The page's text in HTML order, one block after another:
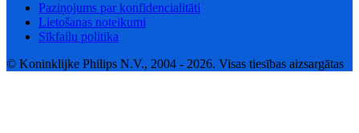
Paziņojums par konfidencialitāti
Lietošanas noteikumi
Sīkfailu politika
© Koninklijke Philips N.V., 2004 - 2026. Visas tiesības aizsargātas